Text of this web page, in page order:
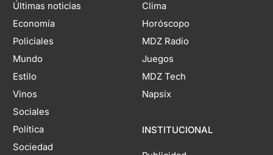
Últimas noticias
Economía
Policiales
Mundo
Estilo
Vinos
Sociales
Política
Sociedad
Clima
Horóscopo
MDZ Radio
Juegos
MDZ Tech
Napsix
INSTITUCIONAL